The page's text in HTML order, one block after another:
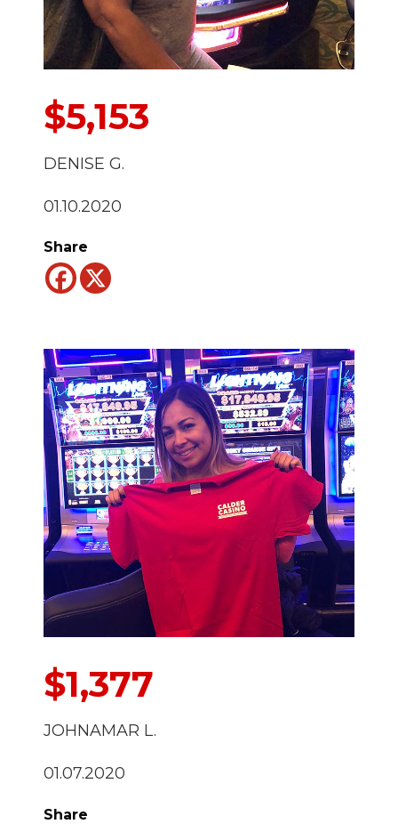
$5,153
DENISE G.
01.10.2020
Share
$1,377
JOHNAMAR L.
01.07.2020
Share